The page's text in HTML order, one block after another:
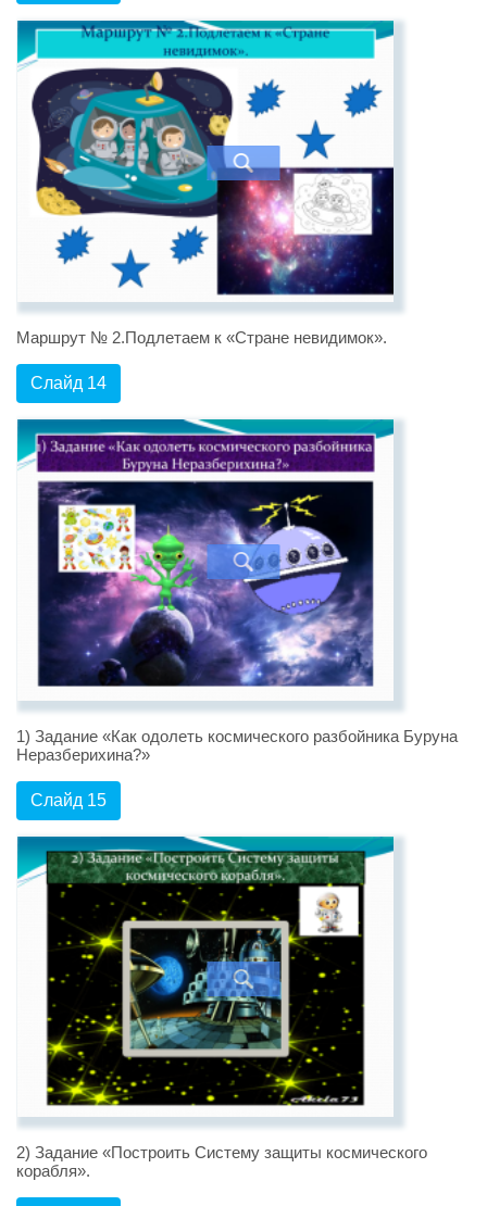
Маршрут № 2.Подлетаем к «Стране невидимок».
Слайд 14
1) Задание «Как одолеть космического разбойника Буруна
Неразберихина?»
Слайд 15
2) Задание «Построить Систему защиты космического
корабля».